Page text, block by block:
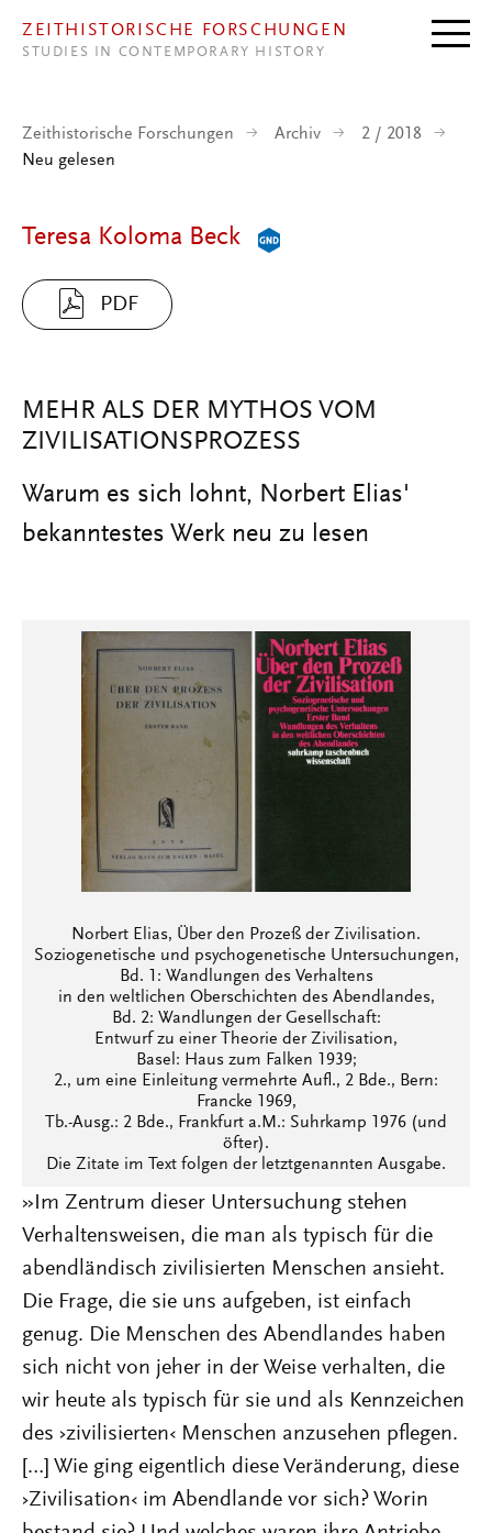
ZEITHISTORISCHE FORSCHUNGEN
STUDIES IN CONTEMPORARY HISTORY
Zeithistorische Forschungen Archiv
2 / 2018
Neu gelesen
Teresa Koloma Beck
PDF
MEHR ALS DER MYTHOS VOM
ZIVILISATIONSPROZESS
Warum es sich lohnt, Norbert Elias'
bekanntestes Werk neu zu lesen
Norbert Elias, Über den Prozeß der Zivilisation.
Soziogenetische und psychogenetische Untersuchungen,
Bd. 1: Wandlungen des Verhaltens
in den weltlichen Oberschichten des Abendlandes,
Bd. 2: Wandlungen der Gesellschaft:
Entwurf zu einer Theorie der Zivilisation,
Basel: Haus zum Falken 1939;
2., um eine Einleitung vermehrte Aufl., 2 Bde., Bern:
Francke 1969,
Tb.-Ausg.: 2 Bde., Frankfurt a.M.: Suhrkamp 1976 (und
öfter).
Die Zitate im Text folgen der letztgenannten Ausgabe.
»Im Zentrum dieser Untersuchung stehen
Verhaltensweisen, die man als typisch für die
abendländisch zivilisierten Menschen ansieht.
Die Frage, die sie uns aufgeben, ist einfach
genug. Die Menschen des Abendlandes haben
sich nicht von jeher in der Weise verhalten, die
wir heute als typisch für sie und als Kennzeichen
des ›zivilisierten‹ Menschen anzusehen pflegen.
[…] Wie ging eigentlich diese Veränderung, diese
›Zivilisation‹ im Abendlande vor sich? Worin